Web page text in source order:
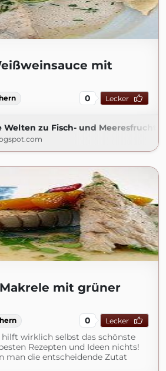
mit
0 Lecker
Welten zu Fisch- und Meeresfrucht
mit grüner
0 Lecker
wirklich selbst das schönste
Rezepten und Ideen nichts!
man die entscheidende Zutat